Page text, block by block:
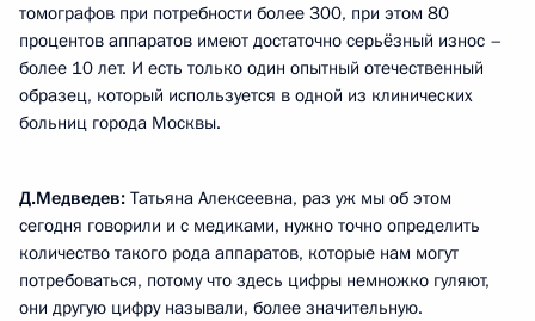
томографов при потребности более 300, при этом 80
процентов аппаратов имеют достаточно серьёзный износ –
более 10 лет. И есть только один опытный отечественный
образец, который используется в одной из клинических
больниц города Москвы.
Д.Медведев: Татьяна Алексеевна, раз уж мы об этом
сегодня говорили и с медиками, нужно точно определить
количество такого рода аппаратов, которые нам могут
потребоваться, потому что здесь цифры немножко гуляют,
они другую цифру называли, более значительную.